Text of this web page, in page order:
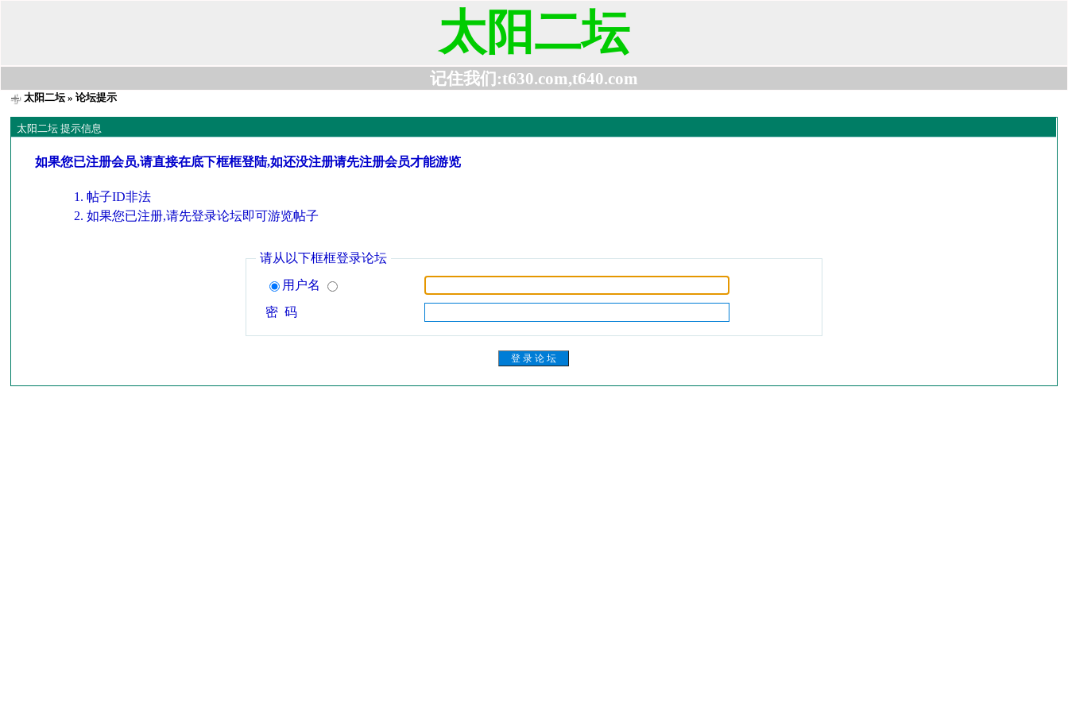
太阳二坛
记住我们:t630.com,t640.com
太阳二坛» 论坛提示
太阳二坛 提示信息
如果您已注册会员,请直接在底下框框登陆,如还没注册请先注册会员才能游览
帖子ID非法
如果您已注册,请先登录论坛即可游览帖子
请从以下框框登录论坛
用户名
密 码